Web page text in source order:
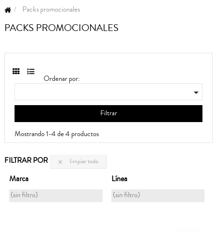
Packs promocionales
PACKS PROMOCIONALES
Ordenar por:

Filtrar
Mostrando 1-4 de 4 productos
FILTRAR POR  limpiar todo
Marca
(sin filtro)
Línea
(sin filtro)